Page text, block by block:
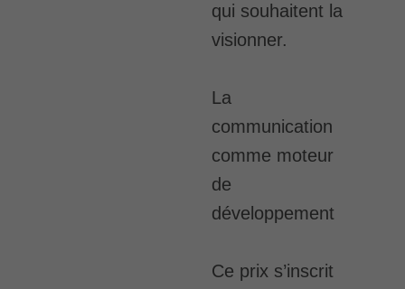
qui souhaitent la
visionner.
La
communication
comme moteur
de
développement
Ce prix s’inscrit